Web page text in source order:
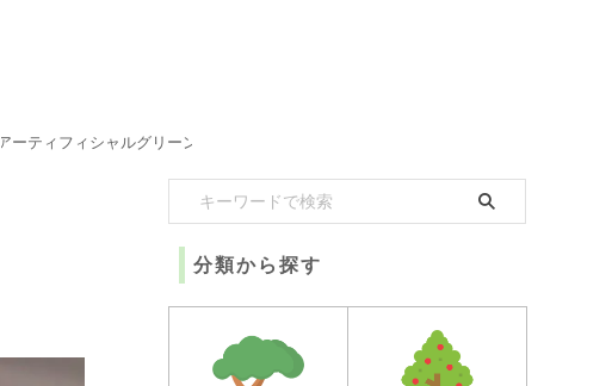
アーティフィシャルグリーン
分類から探す